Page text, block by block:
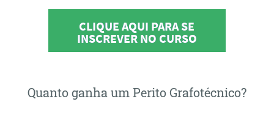
CLIQUE AQUI PARA SE
INSCREVER NO CURSO
Quanto ganha um Perito Grafotécnico?